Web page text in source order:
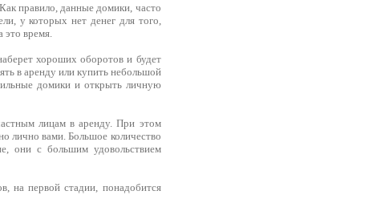
правило, данные домики, часто
у которых нет денег для того,
время.
хороших оборотов и будет
в аренду или купить небольшой
домики и открыть личную
лицам в аренду. При этом
лично вами. Большое количество
они с большим удовольствием
на первой стадии, понадобится